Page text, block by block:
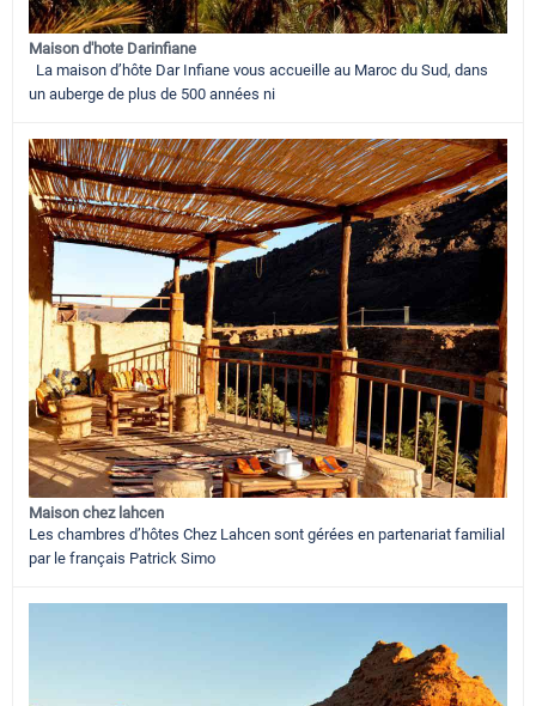
Maison d'hote Darinfiane
La maison d’hôte Dar Infiane vous accueille au Maroc du Sud, dans
un auberge de plus de 500 années ni
Maison chez lahcen
Les chambres d’hôtes Chez Lahcen sont gérées en partenariat familial
par le français Patrick Simo